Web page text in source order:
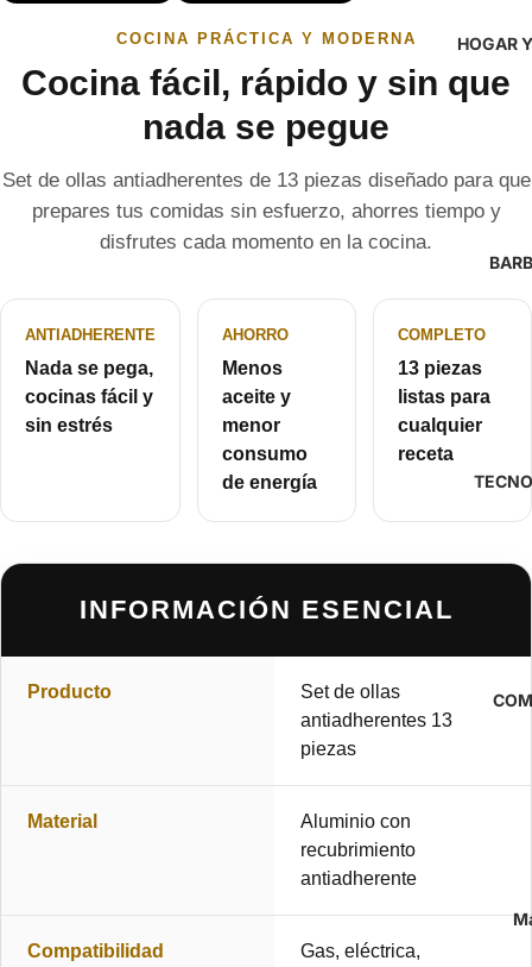
HOGAR
COCINA PRÁCTICA Y MODERNA
Cocina fácil, rápido y sin que
nada se pegue
Set de ollas antiadherentes de 13 piezas diseñado para que
prepares tus comidas sin esfuerzo, ahorres tiempo y
disfrutes cada momento en la cocina.
ANTIADHERENTE
Nada se pega,
cocinas fácil y
sin estrés
AHORRO
Menos
aceite y
menor
consumo
de energía
COMPLETO
13 piezas
listas para
cualquier
receta
INFORMACIÓN ESENCIAL
Producto
Set de ollas
antiadherentes 13
piezas
Material
Aluminio con
recubrimiento
antiadherente
Compatibilidad
Gas, eléctrica,